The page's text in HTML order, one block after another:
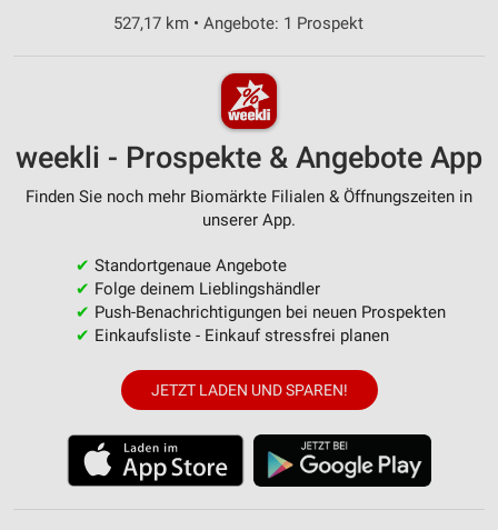
527,17 km • Angebote: 1 Prospekt
weekli - Prospekte & Angebote App
Finden Sie noch mehr Biomärkte Filialen & Öffnungszeiten in
unserer App.
✔ Standortgenaue Angebote
✔ Folge deinem Lieblingshändler
✔ Push-Benachrichtigungen bei neuen Prospekten
✔ Einkaufsliste - Einkauf stressfrei planen
JETZT LADEN UND SPAREN!